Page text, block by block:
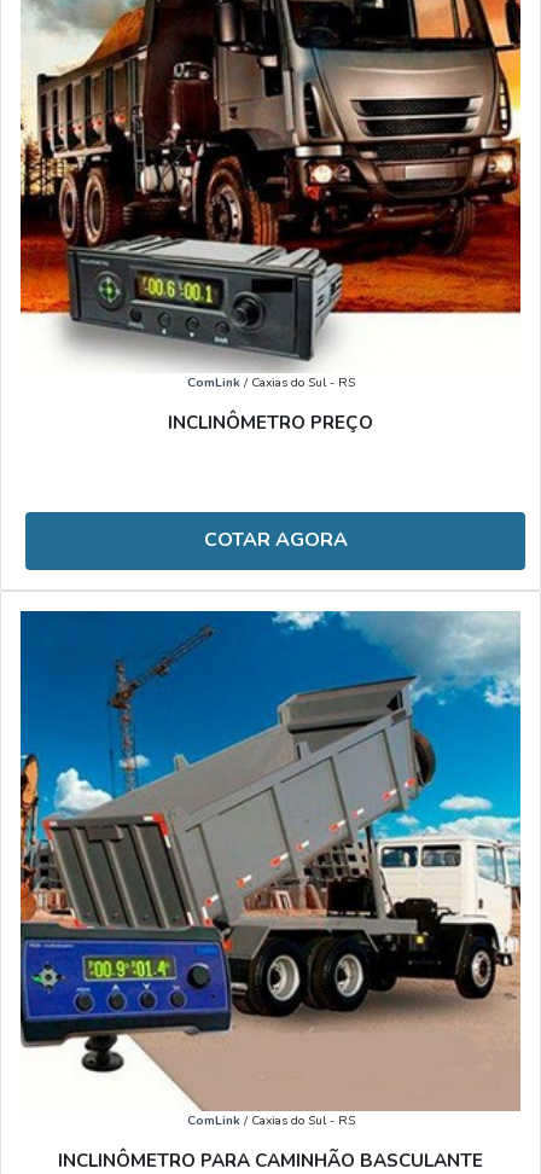
ComLink/ Caxias do Sul - RS
INCLINÔMETRO PREÇO
COTAR AGORA
ComLink/ Caxias do Sul - RS
INCLINÔMETRO PARA CAMINHÃO BASCULANTE